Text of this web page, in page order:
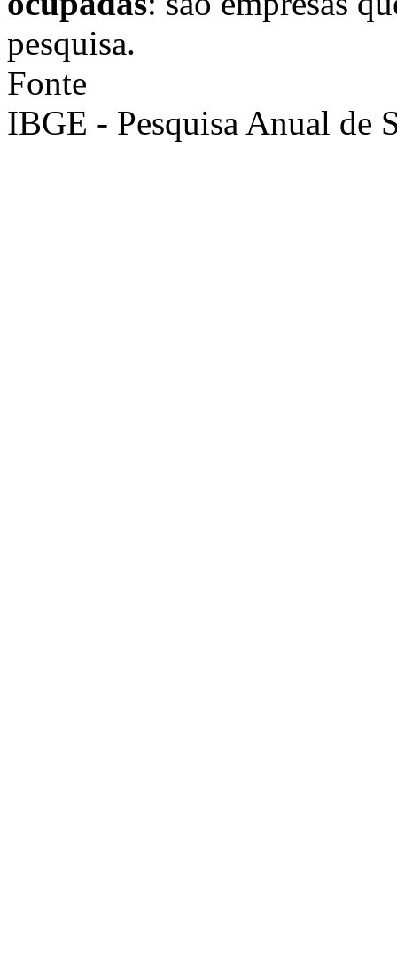
pesquisa.
Fonte
IBGE - Pesquisa Anual de